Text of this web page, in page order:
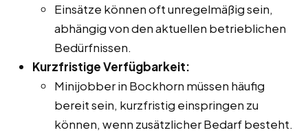
Einsätze können oft unregelmäßig sein,
abhängig von den aktuellen betrieblichen
Bedürfnissen.
Kurzfristige Verfügbarkeit:
Minijobber in Bockhorn müssen häufig
bereit sein, kurzfristig einspringen zu
können, wenn zusätzlicher Bedarf besteht.